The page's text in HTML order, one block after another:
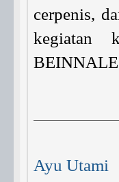
cerpenis,
kegiatan
BEINNALE
Ayu Utami